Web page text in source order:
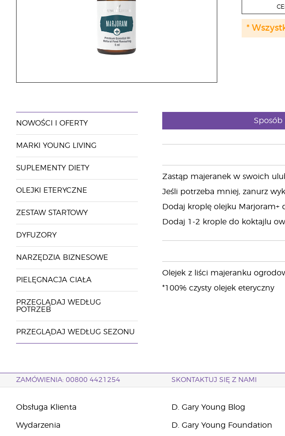
*
NOWOŚCI I OFERTY
MARKI YOUNG LIVING
SUPLEMENTY DIETY
OLEJKI ETERYCZNE
ZESTAW STARTOWY
DYFUZORY
NARZĘDZIA BIZNESOWE
PIELĘGNACJA CIAŁA
PRZEGLĄDAJ WEDŁUG
POTRZEB
PRZEGLĄDAJ WEDŁUG SEZONU
Sposób
Zastąp majeranek w swoich
Jeśli potrzeba mniej, zanurz
Dodaj kroplę olejku Marjoram+
Dodaj 1-2 krople do koktajlu
Olejek z liści majeranku
*100% czysty olejek eteryczny
ZAMÓWIENIA: 00800 4421254 SKONTAKTUJ SIĘ Z NAMI
Obsługa Klienta
Wydarzenia
D. Gary Young Blog
D. Gary Young Foundation